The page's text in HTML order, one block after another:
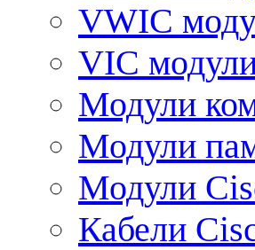
VWIC
VIC
Модули
Модули
Модули
Кабели